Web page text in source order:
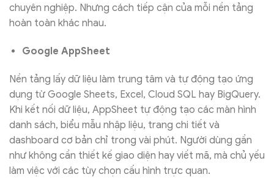
chuyên nghiệp. Nhưng cách tiếp cận của mỗi nền tảng
hoàn toàn khác nhau.
Google AppSheet
Nền tảng lấy dữ liệu làm trung tâm và tự động tạo ứng
dụng từ Google Sheets, Excel, Cloud SQL hay BigQuery.
Khi kết nối dữ liệu, AppSheet tự động tạo các màn hình
danh sách, biểu mẫu nhập liệu, trang chi tiết và
dashboard cơ bản chỉ trong vài phút. Người dùng gần
như không cần thiết kế giao diện hay viết mã, mà chủ yếu
làm việc với các tùy chọn cấu hình trực quan.